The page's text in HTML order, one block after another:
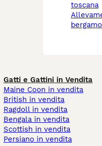
toscana
allevamento cani
bergamo
Gatti e Gattini in Vendita
Maine Coon in vendita
British in vendita
Ragdoll in vendita
Bengala in vendita
Scottish in vendita
Persiano in vendita